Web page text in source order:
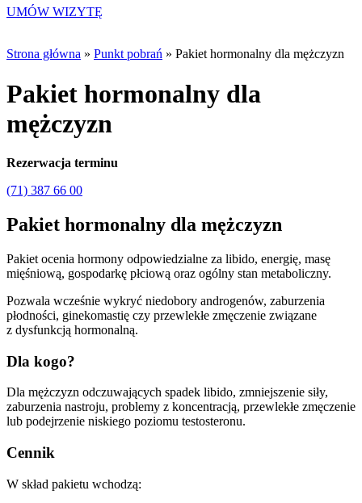
UMÓW WIZYTĘ
Strona główna » Punkt pobrań » Pakiet hormonalny dla mężczyzn
Pakiet hormonalny dla
mężczyzn
Rezerwacja terminu
(71) 387 66 00
Pakiet hormonalny dla mężczyzn
Pakiet ocenia hormony odpowiedzialne za libido, energię, masę
mięśniową, gospodarkę płciową oraz ogólny stan metaboliczny.
Pozwala wcześnie wykryć niedobory androgenów, zaburzenia
płodności, ginekomastię czy przewlekłe zmęczenie związane
z dysfunkcją hormonalną.
Dla kogo?
Dla mężczyzn odczuwających spadek libido, zmniejszenie siły,
zaburzenia nastroju, problemy z koncentracją, przewlekłe zmęczenie
lub podejrzenie niskiego poziomu testosteronu.
Cennik
W skład pakietu wchodzą: